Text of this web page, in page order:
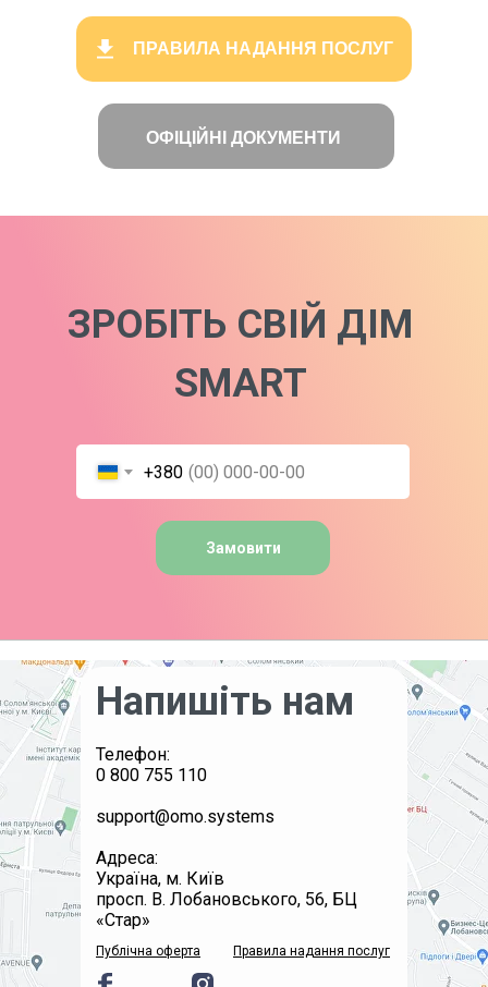
ПРАВИЛА НАДАННЯ ПОСЛУГ
ОФІЦІЙНІ ДОКУМЕНТИ
ЗРОБІТЬ СВІЙ ДІМ
SMART
+380
Замовити
Напишіть нам
Телефон:
0 800 755 110
support@omo.systems
Адреса:
Україна, м. Київ
просп. В. Лобановського, 56, БЦ
«Стар»
Публічна оферта Правила надання послуг